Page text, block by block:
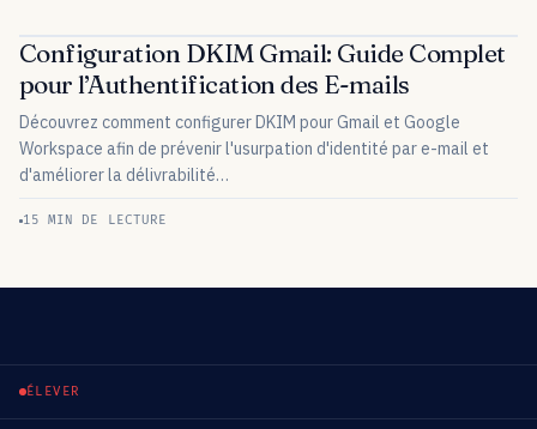
Configuration DKIM Gmail: Guide Complet
pour l’Authentification des E-mails
Découvrez comment configurer DKIM pour Gmail et Google
Workspace afin de prévenir l'usurpation d'identité par e-mail et
d'améliorer la délivrabilité…
15 MIN DE LECTURE
ÉLEVER